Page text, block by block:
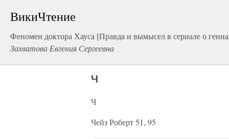
ВикиЧтение
Феномен доктора Хауса [Правда и вымысел в сериале о
Захватова Евгения Сергеевна
Ч
Ч
Чейз Роберт 51, 95